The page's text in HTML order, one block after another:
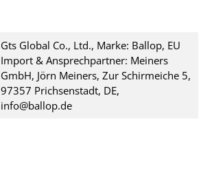
Gts Global Co., Ltd., Marke: Ballop, EU
Import & Ansprechpartner: Meiners
GmbH, Jörn Meiners, Zur Schirmeiche 5,
97357 Prichsenstadt, DE,
info@ballop.de